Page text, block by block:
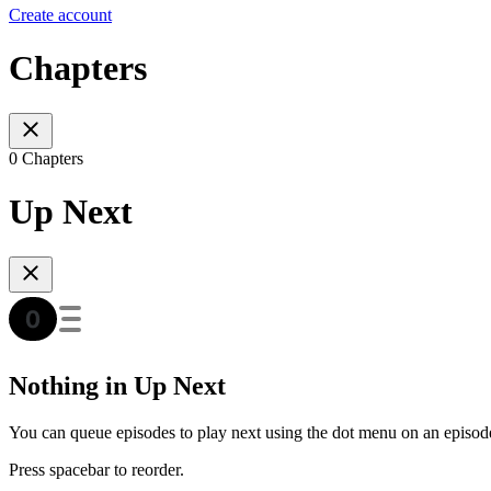
Create account
Chapters
0 Chapters
Up Next
Nothing in Up Next
You can queue episodes to play next using the dot menu on an
Press spacebar to reorder.